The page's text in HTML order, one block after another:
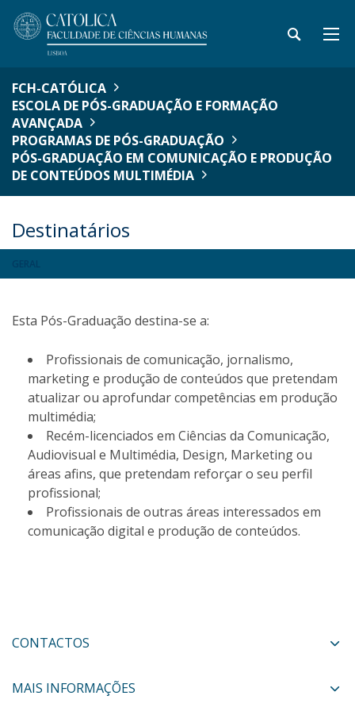
FCH-CATÓLICA
ESCOLA DE PÓS-GRADUAÇÃO E FORMAÇÃO
AVANÇADA
PROGRAMAS DE PÓS-GRADUAÇÃO
PÓS-GRADUAÇÃO EM COMUNICAÇÃO E PRODUÇÃO
DE CONTEÚDOS MULTIMÉDIA
Destinatários
Esta Pós-Graduação destina-se a:
Profissionais de comunicação, jornalismo,
marketing e produção de conteúdos que pretendam
atualizar ou aprofundar competências em produção
multimédia;
Recém-licenciados em Ciências da Comunicação,
Audiovisual e Multimédia, Design, Marketing ou
áreas afins, que pretendam reforçar o seu perfil
profissional;
Profissionais de outras áreas interessados em
comunicação digital e produção de conteúdos.
CONTACTOS
MAIS INFORMAÇÕES